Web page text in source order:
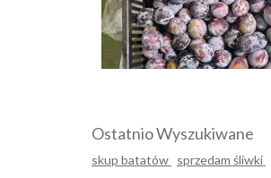
Ostatnio Wyszukiwane
skup batatów sprzedam śliwki